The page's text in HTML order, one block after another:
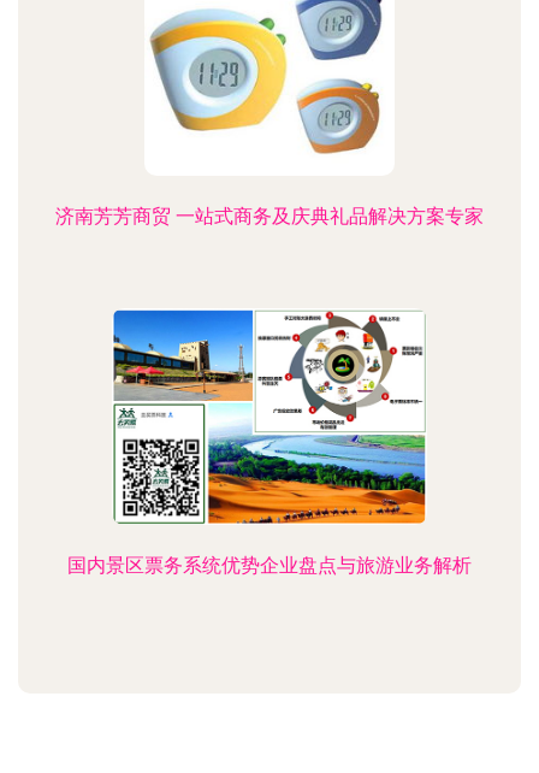
济南芳芳商贸 一站式商务及庆典礼品解决方案专家
国内景区票务系统优势企业盘点与旅游业务解析